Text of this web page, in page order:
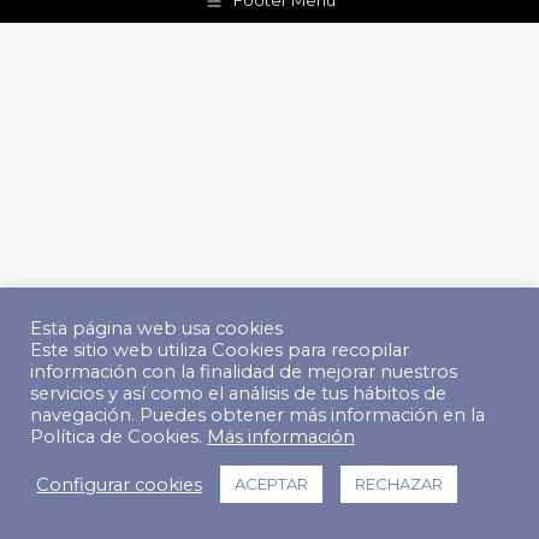
Esta página web usa cookies
Este sitio web utiliza Cookies para recopilar
información con la finalidad de mejorar nuestros
servicios y así como el análisis de tus hábitos de
navegación. Puedes obtener más información en la
Política de Cookies. Más información
Configurar cookies ACEPTAR RECHAZAR